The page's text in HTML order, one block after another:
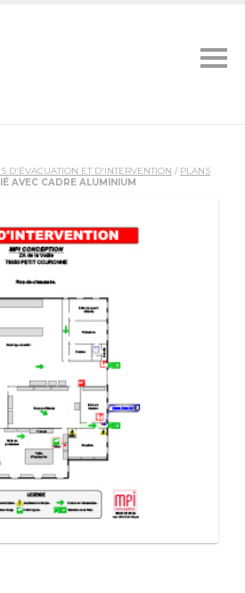
D'ÉVACUATION ET D'INTERVENTION / PLANS
AVEC CADRE ALUMINIUM